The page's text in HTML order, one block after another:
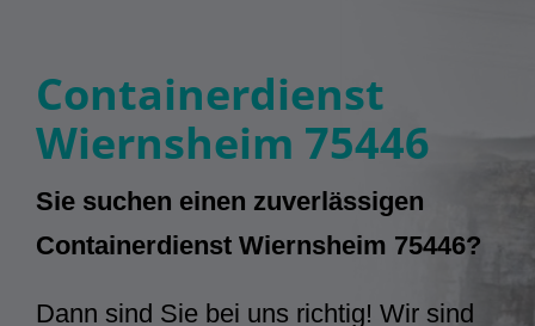
Containerdienst
Wiernsheim 75446
Sie suchen einen zuverlässigen
Containerdienst Wiernsheim 75446?
Dann sind Sie bei uns richtig! Wir sind